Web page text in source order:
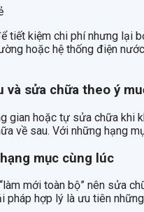
tiết kiệm chi phí nhưng lại
hoặc hệ thống điện
và sửa chữa theo ý
gian hoặc tự sửa chữa khi
về sau. Với những hạng
mục cùng lúc
mới toàn bộ” nên sửa
pháp hợp lý là ưu tiên